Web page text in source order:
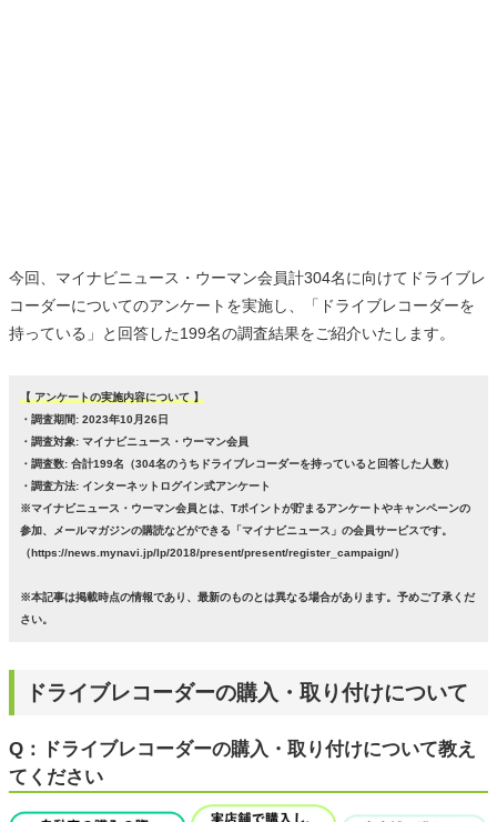
今回、マイナビニュース・ウーマン会員計304名に向けてドライブレ
コーダーについてのアンケートを実施し、「ドライブレコーダーを
持っている」と回答した199名の調査結果をご紹介いたします。
【 アンケートの実施内容について 】
・調査期間: 2023年10月26日
・調査対象: マイナビニュース・ウーマン会員
・調査数: 合計199名（304名のうちドライブレコーダーを持っていると回答した人数）
・調査方法: インターネットログイン式アンケート
※マイナビニュース・ウーマン会員とは、Tポイントが貯まるアンケートやキャンペーンの
参加、メールマガジンの購読などができる「マイナビニュース」の会員サービスです。
（https://news.mynavi.jp/lp/2018/present/present/register_campaign/）
※本記事は掲載時点の情報であり、最新のものとは異なる場合があります。予めご了承くだ
さい。
ドライブレコーダーの購入・取り付けについて
Q：ドライブレコーダーの購入・取り付けについて教え
てください